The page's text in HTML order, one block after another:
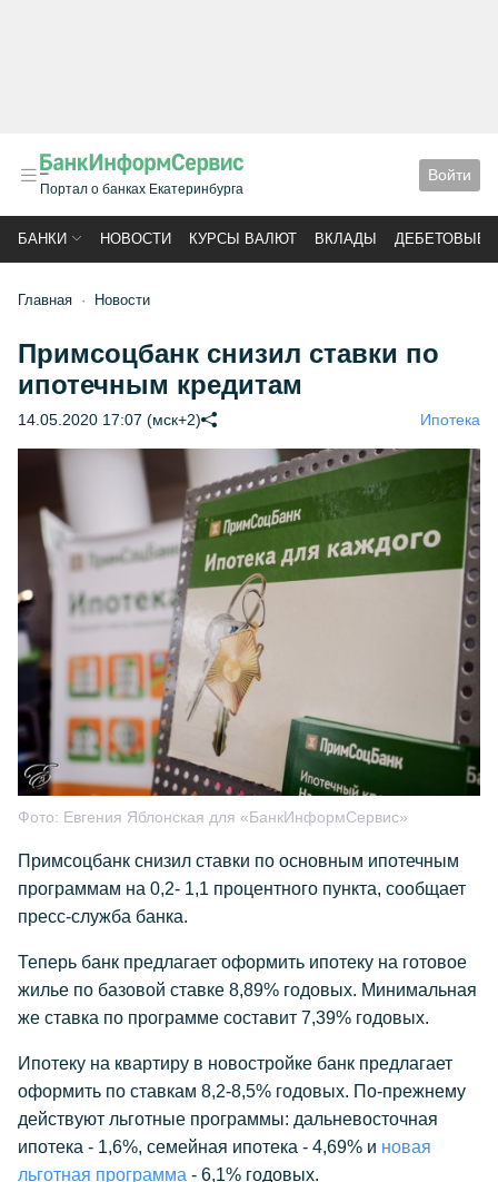
Портал о банках Екатеринбурга
Войти
БАНКИ НОВОСТИ КУРСЫ ВАЛЮТ ВКЛАДЫ ДЕБЕТОВЫЕ
Главная Новости
Примсоцбанк снизил ставки по
ипотечным кредитам
14.05.2020 17:07 (мск+2) Ипотека
Фото: Евгения Яблонская для «БанкИнформСервис»
Примсоцбанк снизил ставки по основным ипотечным
программам на 0,2- 1,1 процентного пункта, сообщает
пресс-служба банка.
Теперь банк предлагает оформить ипотеку на готовое
жилье по базовой ставке 8,89% годовых. Минимальная
же ставка по программе составит 7,39% годовых.
Ипотеку на квартиру в новостройке банк предлагает
оформить по ставкам 8,2-8,5% годовых. По-прежнему
действуют льготные программы: дальневосточная
ипотека - 1,6%, семейная ипотека - 4,69% и новая
льготная программа - 6,1% годовых.